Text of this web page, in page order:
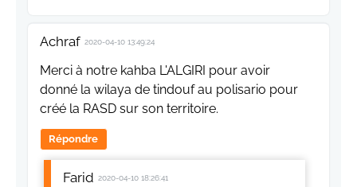
Achraf 2020-04-10 13:49:24
Merci à notre kahba L'ALGIRI pour avoir
donné la wilaya de tindouf au polisario pour
créé la RASD sur son territoire.
Répondre
Farid 2020-04-10 18:26:41